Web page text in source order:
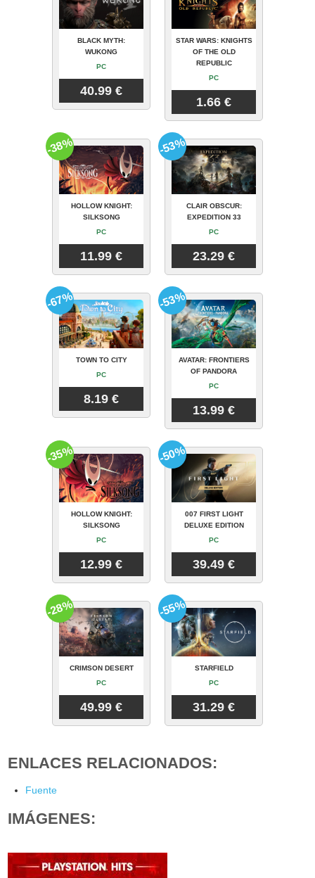
BLACK MYTH:
WUKONG
PC
40.99 €
STAR WARS: KNIGHTS
OF THE OLD
REPUBLIC
PC
1.66 €
HOLLOW KNIGHT:
SILKSONG
PC
11.99 €
-38%
CLAIR OBSCUR:
EXPEDITION 33
PC
23.29 €
-53%
TOWN TO CITY
PC
8.19 €
-67%
AVATAR: FRONTIERS
OF PANDORA
PC
13.99 €
-53%
HOLLOW KNIGHT:
SILKSONG
PC
12.99 €
-35%
007 FIRST LIGHT
DELUXE EDITION
PC
39.49 €
-50%
CRIMSON DESERT
PC
49.99 €
-28%
STARFIELD
PC
31.29 €
-55%
ENLACES RELACIONADOS:
Fuente
IMÁGENES: